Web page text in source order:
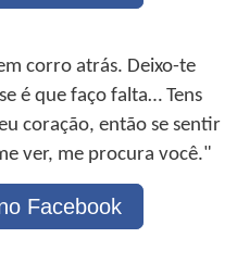
corro atrás. Deixo-te
é que faço falta… Tens
coração, então se sentir
ver, me procura você."
Facebook